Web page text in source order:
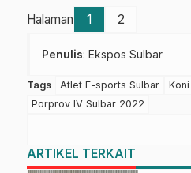
Halaman 1 2
Penulis: Ekspos Sulbar
Tags Atlet E-sports Sulbar
Porprov IV Sulbar 2022
ARTIKEL TERKAIT